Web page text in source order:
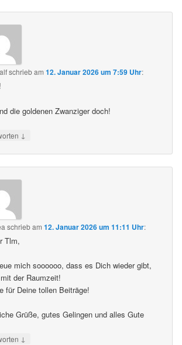
schriebam12. Januar 2026 um 7:59 Uhr:
die goldenen Zwanziger doch!
↓
schriebam12. Januar 2026 um 11:11 Uhr:
Tlm,
mich soooooo, dass es Dich wieder gibt,
der Raumzeit!
für Deine tollen Beiträge!
Grüße, gutes Gelingen und alles Gute
↓